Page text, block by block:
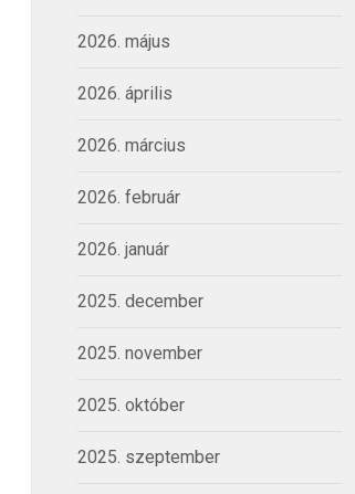
2026. május
2026. április
2026. március
2026. február
2026. január
2025. december
2025. november
2025. október
2025. szeptember